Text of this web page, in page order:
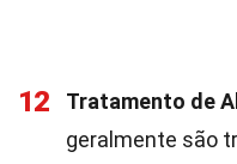
12 Tratamento de
geralmente são